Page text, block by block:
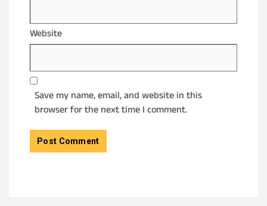
Website
Save my name, email, and website in this
browser for the next time I comment.